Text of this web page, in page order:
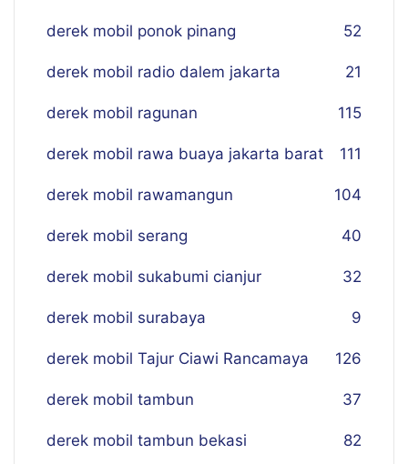
derek mobil ponok pinang 52
derek mobil radio dalem jakarta 21
derek mobil ragunan 115
derek mobil rawa buaya jakarta barat 111
derek mobil rawamangun 104
derek mobil serang 40
derek mobil sukabumi cianjur 32
derek mobil surabaya 9
derek mobil Tajur Ciawi Rancamaya 126
derek mobil tambun 37
derek mobil tambun bekasi 82